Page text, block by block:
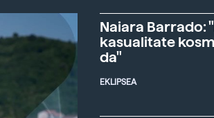
Naiara Barrado:
kasualitate
da"
EKLIPSEA